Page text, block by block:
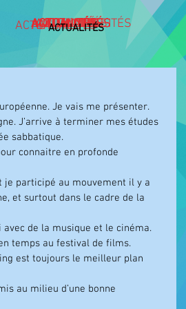
ACTUALITÉS
ACTUALITÉS
ACTUALITÉS
ACTUALITÉS
ACTUALITÉS
ACTUALITÉS
ACTUALITÉSACTUALITÉS
ACTUALITÉS
ACTUALITÉS
ACTUALITÉS
ACTUALITÉS
ACTUALITÉS
ACTUALITÉS
ACTUALITÉS
ACTUALITÉS
ACTUALITÉS
ACTUALITÉS
ACTUALITÉS
Je vais me présenter.
sabbatique.
connaitre en profonde
je participé au mouvement il y a
et surtout dans le cadre de la
avec de la musique et le cinéma.
temps au festival de films.
est toujours le meilleur plan
au milieu d’une bonne